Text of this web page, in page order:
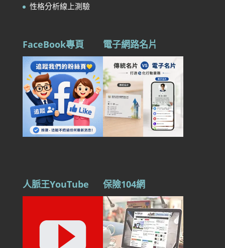
性格分析線上測驗
FaceBook專頁 電子網路名片
人脈王YouTube 保險104網